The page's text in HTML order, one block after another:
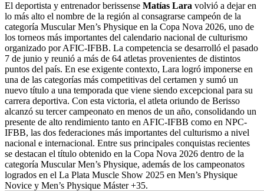
El deportista y entrenador berissense Matías Lara volvió a dejar en
lo más alto el nombre de la región al consagrarse campeón de la
categoría Muscular Men’s Physique en la Copa Nova 2026, uno de
los torneos más importantes del calendario nacional de culturismo
organizado por AFIC-IFBB. La competencia se desarrolló el pasado
7 de junio y reunió a más de 64 atletas provenientes de distintos
puntos del país. En ese exigente contexto, Lara logró imponerse en
una de las categorías más competitivas del certamen y sumó un
nuevo título a una temporada que viene siendo excepcional para su
carrera deportiva. Con esta victoria, el atleta oriundo de Berisso
alcanzó su tercer campeonato en menos de un año, consolidando un
presente de alto rendimiento tanto en AFIC-IFBB como en NPC-
IFBB, las dos federaciones más importantes del culturismo a nivel
nacional e internacional. Entre sus principales conquistas recientes
se destacan el título obtenido en la Copa Nova 2026 dentro de la
categoría Muscular Men’s Physique, además de los campeonatos
logrados en el La Plata Muscle Show 2025 en Men’s Physique
Novice y Men’s Physique Máster +35.